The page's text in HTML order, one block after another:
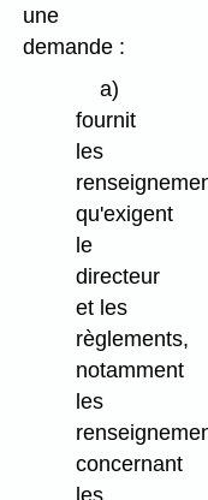
une
demande :
a)
fournit
les
qu'exigent
le
directeur
et les
règlements,
notamment
les
concernant
les